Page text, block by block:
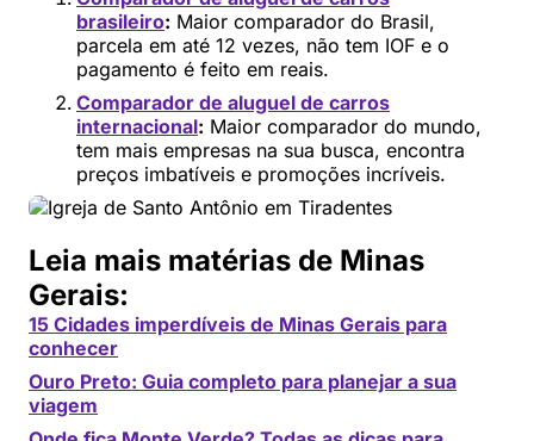
brasileiro: Maior comparador do Brasil,
parcela em até 12 vezes, não tem IOF e o
pagamento é feito em reais.
Comparador de aluguel de carros
internacional: Maior comparador do mundo,
tem mais empresas na sua busca, encontra
preços imbatíveis e promoções incríveis.
Leia mais matérias de Minas
Gerais:
15 Cidades imperdíveis de Minas Gerais para
conhecer
Ouro Preto: Guia completo para planejar a sua
viagem